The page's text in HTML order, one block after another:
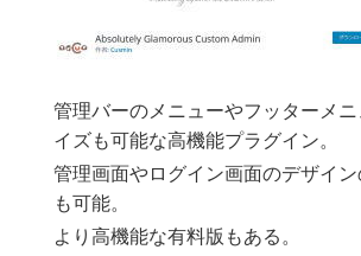
管理バーのメニューやフッターメ
イズも可能な高機能プラグイン。
管理画面やログイン画面のデザイ
も可能。
より高機能な有料版もある。